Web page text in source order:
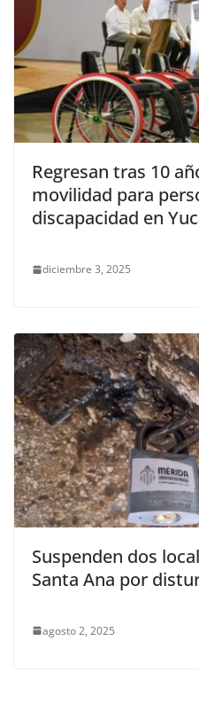
Regresan tras 10
movilidad para
discapacidad en
diciembre 3, 2025
Suspenden dos
Santa Ana por
agosto 2, 2025